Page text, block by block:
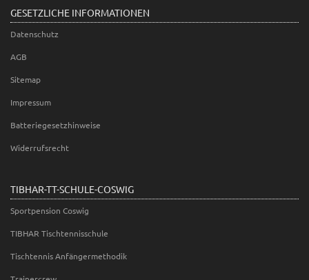
GESETZLICHE INFORMATIONEN
Datenschutz
AGB
Sitemap
Impressum
Batteriegesetzhinweise
Widerrufsrecht
TIBHAR-TT-SCHULE-COSWIG
Sportpension Coswig
TIBHAR Tischtennisschule
Tischtennis Anfängermethodik